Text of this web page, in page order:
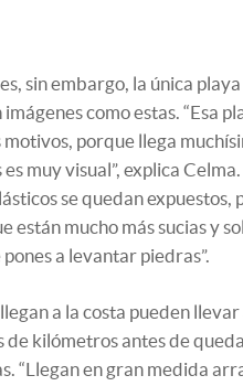
sin embargo, la única
como estas. “Esa
porque llega
muy visual”, explica Celma.
se quedan expuestos,
están mucho más sucias y
a levantar piedras”.
a la costa pueden llevar
de kilómetros antes de
“Llegan en gran medida